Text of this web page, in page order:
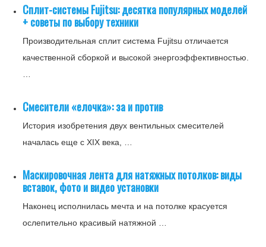
Cплит-системы Fujitsu: десятка популярных моделей
+ советы по выбору техники
Производительная сплит система Fujitsu отличается
качественной сборкой и высокой энергоэффективностью.
Смесители «елочка»: за и против
История изобретения двух вентильных смесителей
началась еще с XIX века, …
Маскировочная лента для натяжных потолков: виды
вставок, фото и видео установки
Наконец исполнилась мечта и на потолке красуется
ослепительно красивый натяжной …